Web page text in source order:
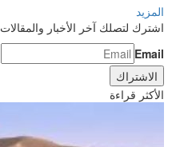
المزيد
اشترك لتصلك آخر الأخبار والمقالات
Email
الأكثر قراءة